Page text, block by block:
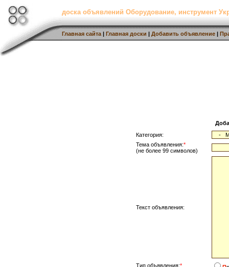
доска объявлений Оборудование, инструмент
Главная сайта | Главная доски | Добавить объявление |
Категория:
Тема объявления:*
(не более 99 символов)
Текст объявления:
Тип объявления:*